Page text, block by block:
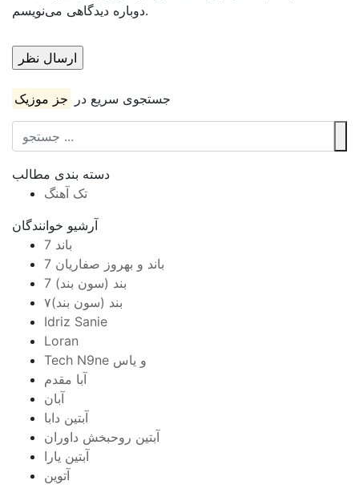
دوباره دیدگاهی می‌نویسم.
جستجوی سریع در جز موزیک
دسته بندی مطالب
تک آهنگ
آرشیو خوانندگان
7 باند
7 باند و بهروز صفاریان
7 بند (سون بند)
۷بند (سون بند)
Idriz Sanie
Loran
Tech N9ne و یاس
آبا مقدم
آبان
آبتین دابا
آبتین روحبخش داوران
آبتین یارا
آتوین